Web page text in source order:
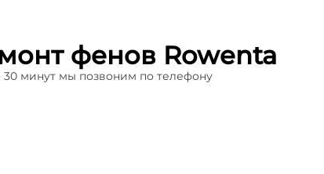
фенов Rowenta
30 минут мы позвоним по телефону